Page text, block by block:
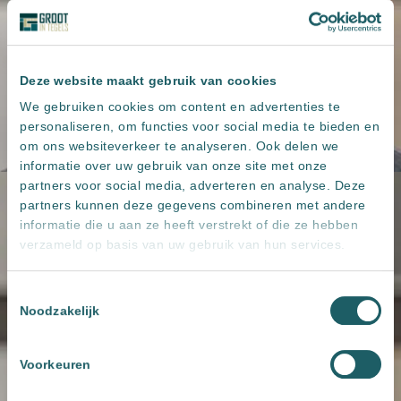
Deze website maakt gebruik van cookies
We gebruiken cookies om content en advertenties te
personaliseren, om functies voor social media te bieden en
om ons websiteverkeer te analyseren. Ook delen we
informatie over uw gebruik van onze site met onze
partners voor social media, adverteren en analyse. Deze
partners kunnen deze gegevens combineren met andere
informatie die u aan ze heeft verstrekt of die ze hebben
verzameld op basis van uw gebruik van hun services.
Toestemmingsselectie
Noodzakelijk
Voorkeuren